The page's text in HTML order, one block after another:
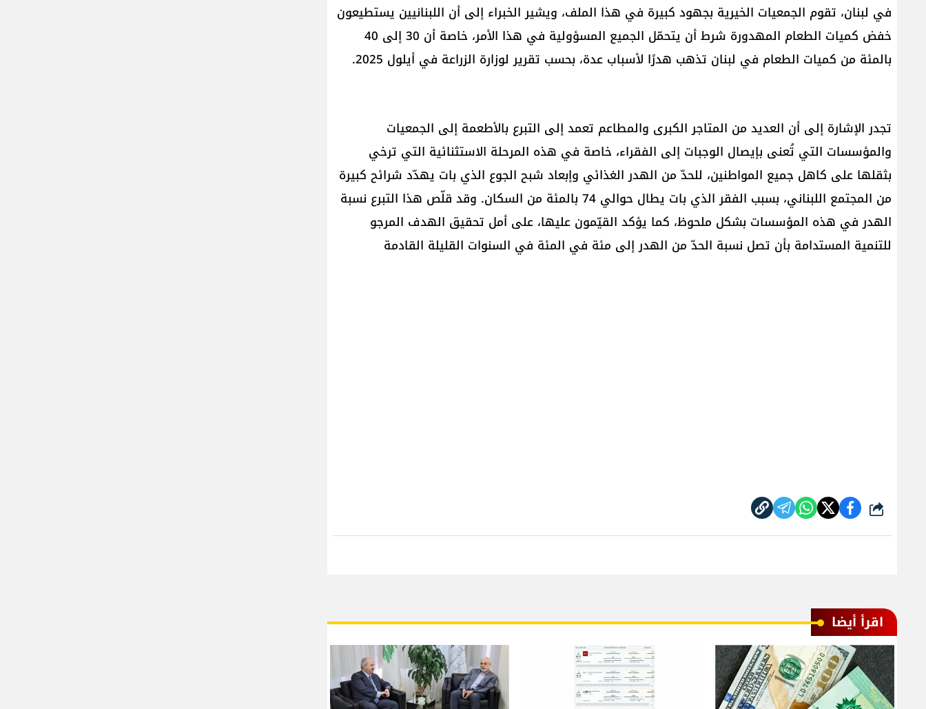
في لبنان، تقوم الجمعيات الخيرية بجهود كبيرة في هذا الملف، ويشير الخبراء إلى أن اللبنانيين يستطيعون
خفض كميات الطعام المهدورة شرط أن يتحمّل الجميع المسؤولية في هذا الأمر، خاصة أن 30 إلى 40
بالمئة من كميات الطعام في لبنان تذهب هدرًا لأسباب عدة، بحسب تقرير لوزارة الزراعة في أيلول 2025.
تجدر الإشارة إلى أن العديد من المتاجر الكبرى والمطاعم تعمد إلى التبرع بالأطعمة إلى الجمعيات
والمؤسسات التي تُعنى بإيصال الوجبات إلى الفقراء، خاصة في هذه المرحلة الاستثنائية التي ترخي
بثقلها على كاهل جميع المواطنين، للحدّ من الهدر الغذائي وإبعاد شبح الجوع الذي بات يهدّد شرائح كبيرة
من المجتمع اللبناني، بسبب الفقر الذي بات يطال حوالي 74 بالمئة من السكان. وقد قلّص هذا التبرع نسبة
الهدر في هذه المؤسسات بشكل ملحوظ، كما يؤكد القيّمون عليها، على أمل تحقيق الهدف المرجو
للتنمية المستدامة بأن تصل نسبة الحدّ من الهدر إلى مئة في المئة في السنوات القليلة القادمة
شارك
اقرأ أيضا